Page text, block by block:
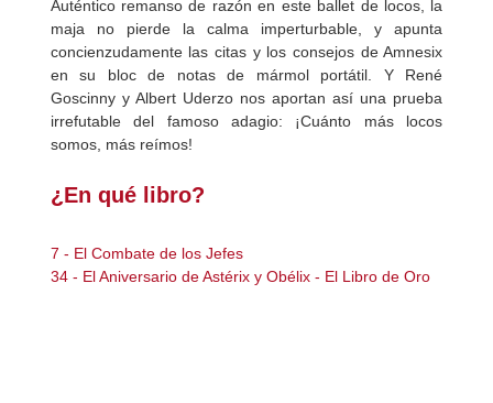
Auténtico remanso de razón en este ballet de locos, la
maja no pierde la calma imperturbable, y apunta
concienzudamente las citas y los consejos de Amnesix
en su bloc de notas de mármol portátil. Y René
Goscinny y Albert Uderzo nos aportan así una prueba
irrefutable del famoso adagio: ¡Cuánto más locos
somos, más reímos!
¿En qué libro?
7 - El Combate de los Jefes
34 - El Aniversario de Astérix y Obélix - El Libro de Oro